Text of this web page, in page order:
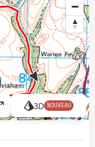
3D NOUVEAU